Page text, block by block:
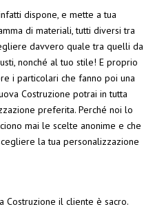
dispone, e mette a tua
di materiali, tutti diversi tra
davvero quale tra quelli da
nonché al tuo stile! E proprio
i particolari che fanno poi una
Costruzione potrai in tutta
preferita. Perché noi lo
mai le scelte anonime e che
la tua personalizzazione
Costruzione il cliente è sacro.